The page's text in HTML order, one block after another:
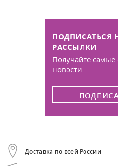
ПОДПИСАТЬСЯ
РАССЫЛКИ
Получайте самые
новости
Доставка по всей России